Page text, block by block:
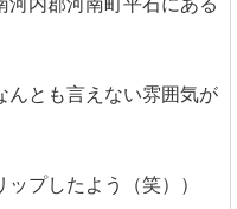
んとも言えない雰囲気が
プしたよう（笑））